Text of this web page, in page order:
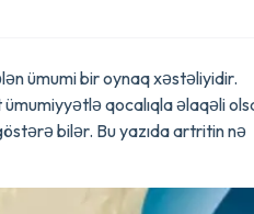
ümumi bir oynaq xəstəliyidir.
qocalıqla əlaqəli
bilər. Bu yazıda artritin nə